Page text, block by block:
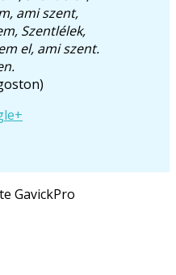
ami szent,
Szentlélek,
el, ami szent.
GavickPro